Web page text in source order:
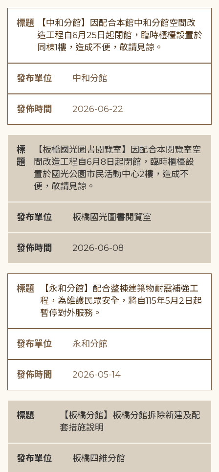
標題
【中和分館】因配合本館中和分館空間改
造工程自6月25日起閉館，臨時櫃檯設置於
同棟1樓，造成不便，敬請見諒。
發布單位 中和分館
發佈時間 2026-06-22
標
題
【板橋國光圖書閱覽室】因配合本閱覽室空
間改造工程自6月8日起閉館，臨時櫃檯設
置於國光公園市民活動中心2樓，造成不
便，敬請見諒。
發布單位 板橋國光圖書閱覽室
發佈時間 2026-06-08
標題
【永和分館】配合整棟建築物耐震補強工
程，為維護民眾安全，將自115年5月2日起
暫停對外服務。
發布單位 永和分館
發佈時間 2026-05-14
標題
【板橋分館】板橋分館拆除新建及配
套措施說明
發布單位 板橋四維分館